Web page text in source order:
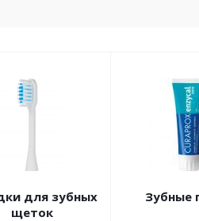
для зубных
щеток
Зубные